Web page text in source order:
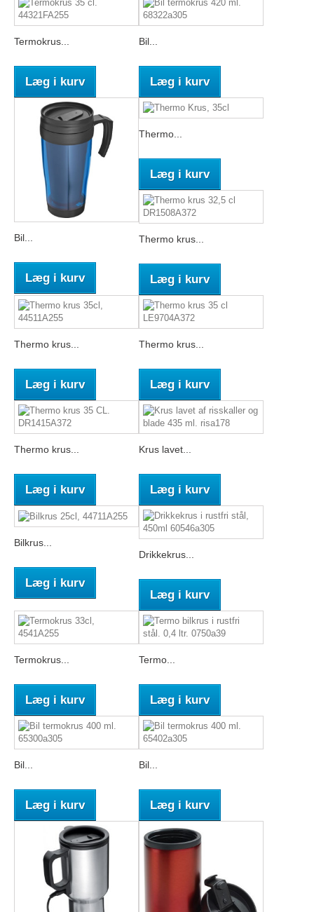
Termokrus...
Læg i kurv
Bil...
Læg i kurv
Bil...
Læg i kurv
Thermo...
Læg i kurv
Thermo krus...
Læg i kurv
Thermo krus...
Læg i kurv
Thermo krus...
Læg i kurv
Thermo krus...
Læg i kurv
Krus lavet...
Læg i kurv
Bilkrus...
Læg i kurv
Drikkekrus...
Læg i kurv
Termokrus...
Læg i kurv
Termo...
Læg i kurv
Bil...
Læg i kurv
Bil...
Læg i kurv